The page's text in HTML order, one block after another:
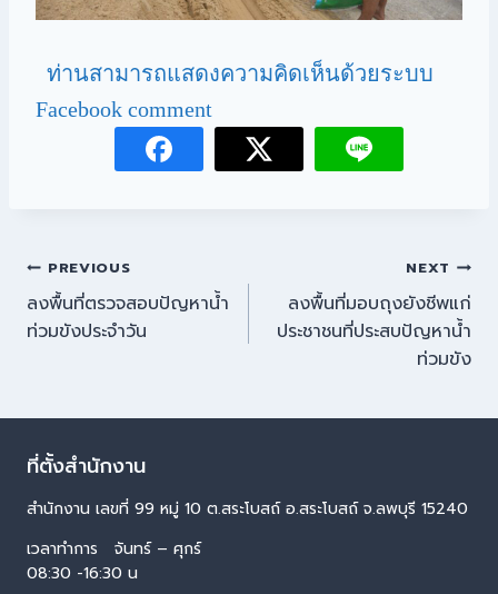
ท่านสามารถแสดงความคิดเห็นด้วยระบบ
Facebook comment
PREVIOUS
ลงพื้นที่ตรวจสอบปัญหาน้ำ
ท่วมขังประจำวัน
NEXT
ลงพื้นที่มอบถุงยังชีพแก่
ประชาชนที่ประสบปัญหาน้ำ
ท่วมขัง
ที่ตั้งสำนักงาน
สำนักงาน เลขที่ 99 หมู่ 10 ต.สระโบสถ์ อ.สระโบสถ์ จ.ลพบุรี 15240
เวลาทำการ จันทร์ – ศุกร์
08:30 -16:30 น